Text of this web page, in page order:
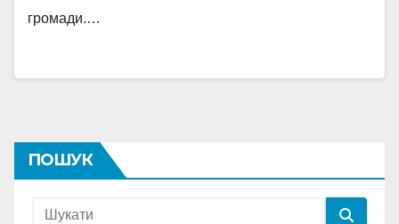
громади.…
ПОШУК